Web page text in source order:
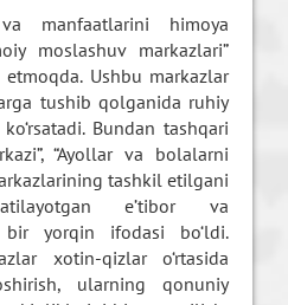
manfaatlarini himoya
moslashuv markazlari”
Ushbu markazlar
tushib qolganida ruhiy
Bundan tashqari
“Ayollar va bolalarni
tashkil etilgani
e’tibor va
bir yorqin ifodasi bo‘ldi.
xotin-qizlar o‘rtasida
ularning qonuniy